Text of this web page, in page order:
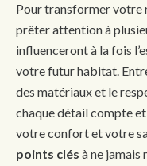
Pour transformer votre
prêter attention à
influenceront à la fois
votre futur habitat.
des matériaux et le
chaque détail compte
votre confort et votre
points clés à ne jamais